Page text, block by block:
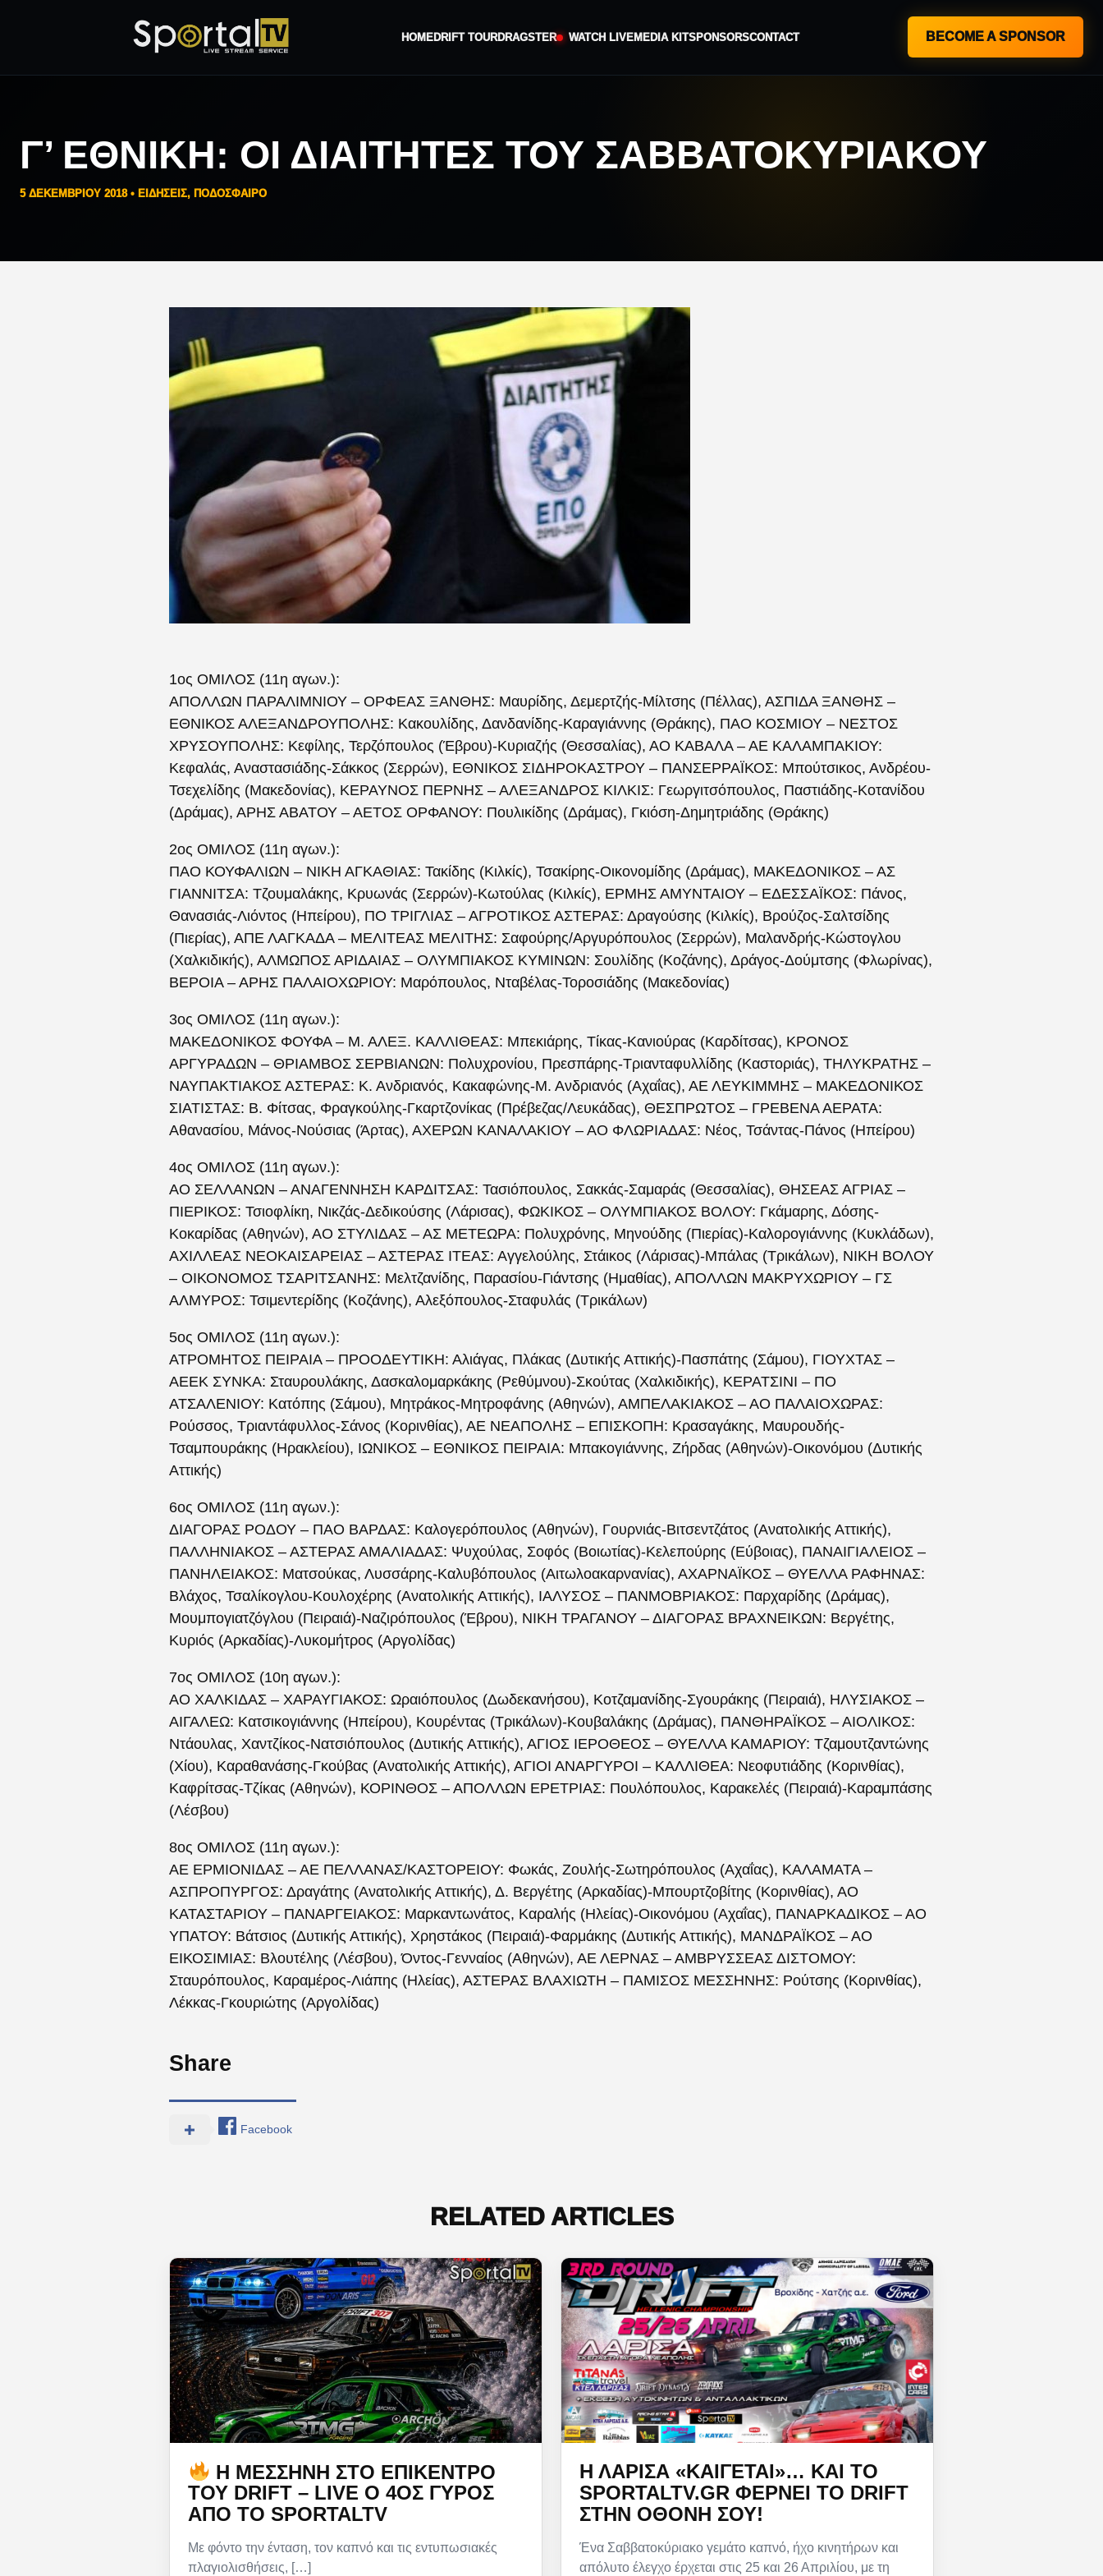
HOME DRIFT TOURDRAGSTER WATCH LIVE MEDIA KITSPONSORSCONTACT BECOME A SPONSOR
Γ’ ΕΘΝΙΚΉ: ΟΙ ΔΙΑΙΤΗΤΈΣ ΤΟΥ ΣΑΒΒΑΤΟΚΎΡΙΑΚΟΥ
5 ΔΕΚΕΜΒΡΊΟΥ 2018 • ΕΙΔΗΣΕΙΣ, ΠΟΔΟΣΦΑΙΡΟ
1ος ΟΜΙΛΟΣ (11η αγων.):
ΑΠΟΛΛΩΝ ΠΑΡΑΛΙΜΝΙΟΥ – ΟΡΦΕΑΣ ΞΑΝΘΗΣ: Μαυρίδης, Δεμερτζής-Μίλτσης (Πέλλας), ΑΣΠΙΔΑ ΞΑΝΘΗΣ –
ΕΘΝΙΚΟΣ ΑΛΕΞΑΝΔΡΟΥΠΟΛΗΣ: Κακουλίδης, Δανδανίδης-Καραγιάννης (Θράκης), ΠΑΟ ΚΟΣΜΙΟΥ – ΝΕΣΤΟΣ
ΧΡΥΣΟΥΠΟΛΗΣ: Κεφίλης, Τερζόπουλος (Έβρου)-Κυριαζής (Θεσσαλίας), ΑΟ ΚΑΒΑΛΑ – ΑΕ ΚΑΛΑΜΠΑΚΙΟΥ:
Κεφαλάς, Αναστασιάδης-Σάκκος (Σερρών), ΕΘΝΙΚΟΣ ΣΙΔΗΡΟΚΑΣΤΡΟΥ – ΠΑΝΣΕΡΡΑΪΚΟΣ: Μπούτσικος, Ανδρέου-
Τσεχελίδης (Μακεδονίας), ΚΕΡΑΥΝΟΣ ΠΕΡΝΗΣ – ΑΛΕΞΑΝΔΡΟΣ ΚΙΛΚΙΣ: Γεωργιτσόπουλος, Παστιάδης-Κοτανίδου
(Δράμας), ΑΡΗΣ ΑΒΑΤΟΥ – ΑΕΤΟΣ ΟΡΦΑΝΟΥ: Πουλικίδης (Δράμας), Γκιόση-Δημητριάδης (Θράκης)
2ος ΟΜΙΛΟΣ (11η αγων.):
ΠΑΟ ΚΟΥΦΑΛΙΩΝ – ΝΙΚΗ ΑΓΚΑΘΙΑΣ: Τακίδης (Κιλκίς), Τσακίρης-Οικονομίδης (Δράμας), ΜΑΚΕΔΟΝΙΚΟΣ – ΑΣ
ΓΙΑΝΝΙΤΣΑ: Τζουμαλάκης, Κρυωνάς (Σερρών)-Κωτούλας (Κιλκίς), ΕΡΜΗΣ ΑΜΥΝΤΑΙΟΥ – ΕΔΕΣΣΑΪΚΟΣ: Πάνος,
Θανασιάς-Λιόντος (Ηπείρου), ΠΟ ΤΡΙΓΛΙΑΣ – ΑΓΡΟΤΙΚΟΣ ΑΣΤΕΡΑΣ: Δραγούσης (Κιλκίς), Βρούζος-Σαλτσίδης
(Πιερίας), ΑΠΕ ΛΑΓΚΑΔΑ – ΜΕΛΙΤΕΑΣ ΜΕΛΙΤΗΣ: Σαφούρης/Αργυρόπουλος (Σερρών), Μαλανδρής-Κώστογλου
(Χαλκιδικής), ΑΛΜΩΠΟΣ ΑΡΙΔΑΙΑΣ – ΟΛΥΜΠΙΑΚΟΣ ΚΥΜΙΝΩΝ: Σουλίδης (Κοζάνης), Δράγος-Δούμτσης (Φλωρίνας),
ΒΕΡΟΙΑ – ΑΡΗΣ ΠΑΛΑΙΟΧΩΡΙΟΥ: Μαρόπουλος, Νταβέλας-Τοροσιάδης (Μακεδονίας)
3ος ΟΜΙΛΟΣ (11η αγων.):
ΜΑΚΕΔΟΝΙΚΟΣ ΦΟΥΦΑ – Μ. ΑΛΕΞ. ΚΑΛΛΙΘΕΑΣ: Μπεκιάρης, Τίκας-Κανιούρας (Καρδίτσας), ΚΡΟΝΟΣ
ΑΡΓΥΡΑΔΩΝ – ΘΡΙΑΜΒΟΣ ΣΕΡΒΙΑΝΩΝ: Πολυχρονίου, Πρεσπάρης-Τριανταφυλλίδης (Καστοριάς), ΤΗΛΥΚΡΑΤΗΣ –
ΝΑΥΠΑΚΤΙΑΚΟΣ ΑΣΤΕΡΑΣ: Κ. Ανδριανός, Κακαφώνης-Μ. Ανδριανός (Αχαΐας), ΑΕ ΛΕΥΚΙΜΜΗΣ – ΜΑΚΕΔΟΝΙΚΟΣ
ΣΙΑΤΙΣΤΑΣ: Β. Φίτσας, Φραγκούλης-Γκαρτζονίκας (Πρέβεζας/Λευκάδας), ΘΕΣΠΡΩΤΟΣ – ΓΡΕΒΕΝΑ ΑΕΡΑΤΑ:
Αθανασίου, Μάνος-Νούσιας (Άρτας), ΑΧΕΡΩΝ ΚΑΝΑΛΑΚΙΟΥ – ΑΟ ΦΛΩΡΙΑΔΑΣ: Νέος, Τσάντας-Πάνος (Ηπείρου)
4ος ΟΜΙΛΟΣ (11η αγων.):
ΑΟ ΣΕΛΛΑΝΩΝ – ΑΝΑΓΕΝΝΗΣΗ ΚΑΡΔΙΤΣΑΣ: Τασιόπουλος, Σακκάς-Σαμαράς (Θεσσαλίας), ΘΗΣΕΑΣ ΑΓΡΙΑΣ –
ΠΙΕΡΙΚΟΣ: Τσιοφλίκη, Νικζάς-Δεδικούσης (Λάρισας), ΦΩΚΙΚΟΣ – ΟΛΥΜΠΙΑΚΟΣ ΒΟΛΟΥ: Γκάμαρης, Δόσης-
Κοκαρίδας (Αθηνών), ΑΟ ΣΤΥΛΙΔΑΣ – ΑΣ ΜΕΤΕΩΡΑ: Πολυχρόνης, Μηνούδης (Πιερίας)-Καλορογιάννης (Κυκλάδων),
ΑΧΙΛΛΕΑΣ ΝΕΟΚΑΙΣΑΡΕΙΑΣ – ΑΣΤΕΡΑΣ ΙΤΕΑΣ: Αγγελούλης, Στάικος (Λάρισας)-Μπάλας (Τρικάλων), ΝΙΚΗ ΒΟΛΟΥ
– ΟΙΚΟΝΟΜΟΣ ΤΣΑΡΙΤΣΑΝΗΣ: Μελτζανίδης, Παρασίου-Γιάντσης (Ημαθίας), ΑΠΟΛΛΩΝ ΜΑΚΡΥΧΩΡΙΟΥ – ΓΣ
ΑΛΜΥΡΟΣ: Τσιμεντερίδης (Κοζάνης), Αλεξόπουλος-Σταφυλάς (Τρικάλων)
5ος ΟΜΙΛΟΣ (11η αγων.):
ΑΤΡΟΜΗΤΟΣ ΠΕΙΡΑΙΑ – ΠΡΟΟΔΕΥΤΙΚΗ: Αλιάγας, Πλάκας (Δυτικής Αττικής)-Πασπάτης (Σάμου), ΓΙΟΥΧΤΑΣ –
ΑΕΕΚ ΣΥΝΚΑ: Σταυρουλάκης, Δασκαλομαρκάκης (Ρεθύμνου)-Σκούτας (Χαλκιδικής), ΚΕΡΑΤΣΙΝΙ – ΠΟ
ΑΤΣΑΛΕΝΙΟΥ: Κατόπης (Σάμου), Μητράκος-Μητροφάνης (Αθηνών), ΑΜΠΕΛΑΚΙΑΚΟΣ – ΑΟ ΠΑΛΑΙΟΧΩΡΑΣ:
Ρούσσος, Τριαντάφυλλος-Σάνος (Κορινθίας), ΑΕ ΝΕΑΠΟΛΗΣ – ΕΠΙΣΚΟΠΗ: Κρασαγάκης, Μαυρουδής-
Τσαμπουράκης (Ηρακλείου), ΙΩΝΙΚΟΣ – ΕΘΝΙΚΟΣ ΠΕΙΡΑΙΑ: Μπακογιάννης, Ζήρδας (Αθηνών)-Οικονόμου (Δυτικής
Αττικής)
6ος ΟΜΙΛΟΣ (11η αγων.):
ΔΙΑΓΟΡΑΣ ΡΟΔΟΥ – ΠΑΟ ΒΑΡΔΑΣ: Καλογερόπουλος (Αθηνών), Γουρνιάς-Βιτσεντζάτος (Ανατολικής Αττικής),
ΠΑΛΛΗΝΙΑΚΟΣ – ΑΣΤΕΡΑΣ ΑΜΑΛΙΑΔΑΣ: Ψυχούλας, Σοφός (Βοιωτίας)-Κελεπούρης (Εύβοιας), ΠΑΝΑΙΓΙΑΛΕΙΟΣ –
ΠΑΝΗΛΕΙΑΚΟΣ: Ματσούκας, Λυσσάρης-Καλυβόπουλος (Αιτωλοακαρνανίας), ΑΧΑΡΝΑΪΚΟΣ – ΘΥΕΛΛΑ ΡΑΦΗΝΑΣ:
Βλάχος, Τσαλίκογλου-Κουλοχέρης (Ανατολικής Αττικής), ΙΑΛΥΣΟΣ – ΠΑΝΜΟΒΡΙΑΚΟΣ: Παρχαρίδης (Δράμας),
Μουμπογιατζόγλου (Πειραιά)-Ναζιρόπουλος (Έβρου), ΝΙΚΗ ΤΡΑΓΑΝΟΥ – ΔΙΑΓΟΡΑΣ ΒΡΑΧΝΕΙΚΩΝ: Βεργέτης,
Κυριός (Αρκαδίας)-Λυκομήτρος (Αργολίδας)
7ος ΟΜΙΛΟΣ (10η αγων.):
ΑΟ ΧΑΛΚΙΔΑΣ – ΧΑΡΑΥΓΙΑΚΟΣ: Ωραιόπουλος (Δωδεκανήσου), Κοτζαμανίδης-Σγουράκης (Πειραιά), ΗΛΥΣΙΑΚΟΣ –
ΑΙΓΑΛΕΩ: Κατσικογιάννης (Ηπείρου), Κουρέντας (Τρικάλων)-Κουβαλάκης (Δράμας), ΠΑΝΘΗΡΑΪΚΟΣ – ΑΙΟΛΙΚΟΣ:
Ντάουλας, Χαντζίκος-Νατσιόπουλος (Δυτικής Αττικής), ΑΓΙΟΣ ΙΕΡΟΘΕΟΣ – ΘΥΕΛΛΑ ΚΑΜΑΡΙΟΥ: Τζαμουτζαντώνης
(Χίου), Καραθανάσης-Γκούβας (Ανατολικής Αττικής), ΑΓΙΟΙ ΑΝΑΡΓΥΡΟΙ – ΚΑΛΛΙΘΕΑ: Νεοφυτιάδης (Κορινθίας),
Καφρίτσας-Τζίκας (Αθηνών), ΚΟΡΙΝΘΟΣ – ΑΠΟΛΛΩΝ ΕΡΕΤΡΙΑΣ: Πουλόπουλος, Καρακελές (Πειραιά)-Καραμπάσης
(Λέσβου)
8ος ΟΜΙΛΟΣ (11η αγων.):
ΑΕ ΕΡΜΙΟΝΙΔΑΣ – ΑΕ ΠΕΛΛΑΝΑΣ/ΚΑΣΤΟΡΕΙΟΥ: Φωκάς, Ζουλής-Σωτηρόπουλος (Αχαΐας), ΚΑΛΑΜΑΤΑ –
ΑΣΠΡΟΠΥΡΓΟΣ: Δραγάτης (Ανατολικής Αττικής), Δ. Βεργέτης (Αρκαδίας)-Μπουρτζοβίτης (Κορινθίας), ΑΟ
ΚΑΤΑΣΤΑΡΙΟΥ – ΠΑΝΑΡΓΕΙΑΚΟΣ: Μαρκαντωνάτος, Καραλής (Ηλείας)-Οικονόμου (Αχαΐας), ΠΑΝΑΡΚΑΔΙΚΟΣ – ΑΟ
ΥΠΑΤΟΥ: Βάτσιος (Δυτικής Αττικής), Χρηστάκος (Πειραιά)-Φαρμάκης (Δυτικής Αττικής), ΜΑΝΔΡΑΪΚΟΣ – ΑΟ
ΕΙΚΟΣΙΜΙΑΣ: Βλουτέλης (Λέσβου), Όντος-Γενναίος (Αθηνών), ΑΕ ΛΕΡΝΑΣ – ΑΜΒΡΥΣΣΕΑΣ ΔΙΣΤΟΜΟΥ:
Σταυρόπουλος, Καραμέρος-Λιάπης (Ηλείας), ΑΣΤΕΡΑΣ ΒΛΑΧΙΩΤΗ – ΠΑΜΙΣΟΣ ΜΕΣΣΗΝΗΣ: Ρούτσης (Κορινθίας),
Λέκκας-Γκουριώτης (Αργολίδας)
Share
Facebook
RELATED ARTICLES
Η ΜΕΣΣΉΝΗ ΣΤΟ ΕΠΊΚΕΝΤΡΟ
ΤΟΥ DRIFT – LIVE Ο 4ΟΣ ΓΎΡΟΣ
ΑΠΌ ΤΟ SPORTALTV
Με φόντο την ένταση, τον καπνό και τις εντυπωσιακές
πλαγιολισθήσεις, […]
Η ΛΆΡΙΣΑ «ΚΑΊΓΕΤΑΙ»… ΚΑΙ ΤΟ
SPORTALTV.GR ΦΈΡΝΕΙ ΤΟ DRIFT
ΣΤΗΝ ΟΘΌΝΗ ΣΟΥ!
Ένα Σαββατοκύριακο γεμάτο καπνό, ήχο κινητήρων και
απόλυτο έλεγχο έρχεται στις 25 και 26 Απριλίου, με τη